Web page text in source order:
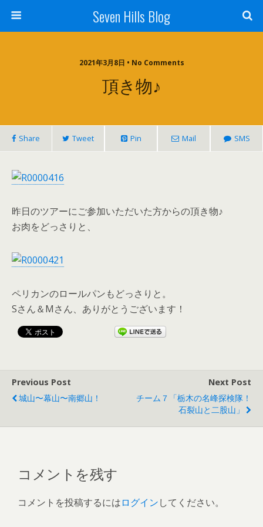
Seven Hills Blog
2021年3月8日 • No Comments
頂き物♪
Share Tweet Pin Mail SMS
昨日のツアーにご参加いただいた方からの頂き物♪
お肉をどっさりと、
ペリカンのロールパンもどっさりと。
Sさん＆Mさん、ありがとうございます！
Previous Post
城山〜幕山〜南郷山！
Next Post
チーム７「栃木の名峰探検隊！
石裂山と二股山」
コメントを残す
コメントを投稿するにはログインしてください。